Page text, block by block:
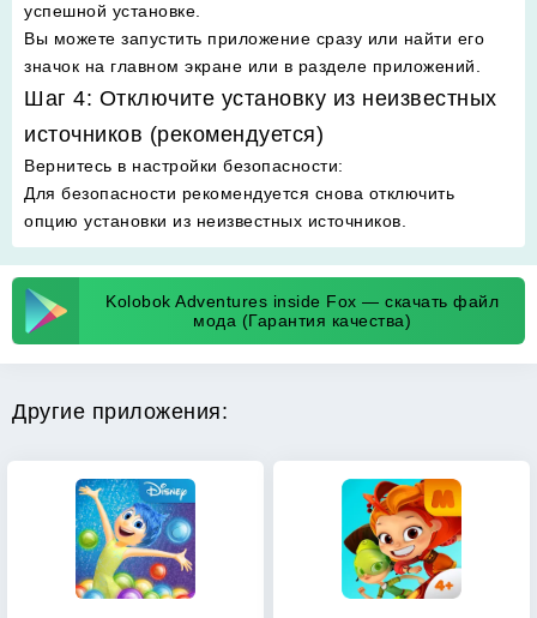
успешной установке.
Вы можете запустить приложение сразу или найти его
значок на главном экране или в разделе приложений.
Шаг 4: Отключите установку из неизвестных
источников (рекомендуется)
Вернитесь в настройки безопасности:
Для безопасности рекомендуется снова отключить
опцию установки из неизвестных источников.
Kolobok Adventures inside Fox — скачать файл
мода (Гарантия качества)
Другие приложения: